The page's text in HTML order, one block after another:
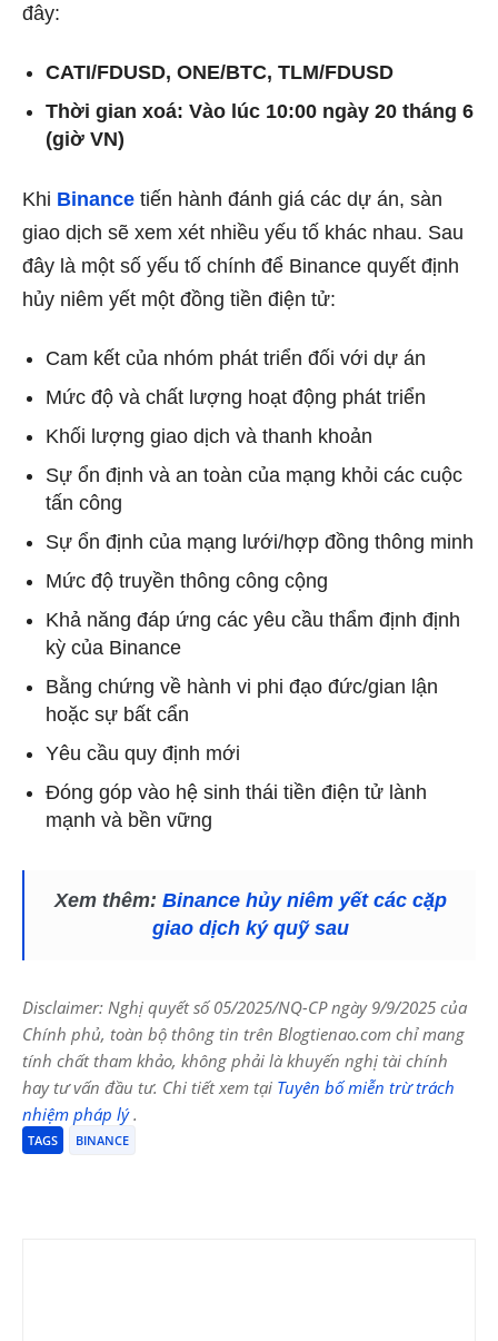
đây:
CATI/FDUSD, ONE/BTC, TLM/FDUSD
Thời gian xoá: Vào lúc 10:00 ngày 20 tháng 6
(giờ VN)
Khi Binance tiến hành đánh giá các dự án, sàn
giao dịch sẽ xem xét nhiều yếu tố khác nhau. Sau
đây là một số yếu tố chính để Binance quyết định
hủy niêm yết một đồng tiền điện tử:
Cam kết của nhóm phát triển đối với dự án
Mức độ và chất lượng hoạt động phát triển
Khối lượng giao dịch và thanh khoản
Sự ổn định và an toàn của mạng khỏi các cuộc
tấn công
Sự ổn định của mạng lưới/hợp đồng thông minh
Mức độ truyền thông công cộng
Khả năng đáp ứng các yêu cầu thẩm định định
kỳ của Binance
Bằng chứng về hành vi phi đạo đức/gian lận
hoặc sự bất cẩn
Yêu cầu quy định mới
Đóng góp vào hệ sinh thái tiền điện tử lành
mạnh và bền vững
Xem thêm: Binance hủy niêm yết các cặp
giao dịch ký quỹ sau
Disclaimer: Nghị quyết số 05/2025/NQ-CP ngày 9/9/2025 của
Chính phủ, toàn bộ thông tin trên Blogtienao.com chỉ mang
tính chất tham khảo, không phải là khuyến nghị tài chính
hay tư vấn đầu tư. Chi tiết xem tại Tuyên bố miễn trừ trách
nhiệm pháp lý.
TAGS BINANCE